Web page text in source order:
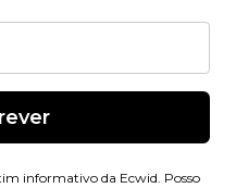
informativo da Ecwid. Posso